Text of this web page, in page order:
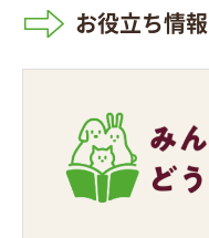
お役立ち情報